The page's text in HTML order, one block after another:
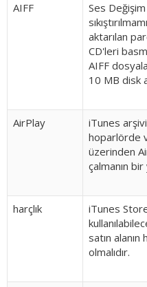
AIFF
Ses
aktarılan
CD'leri
AIFF
10 MB disk
AirPlay
iTunes
hoparlörde
üzerinden
çalmanın bir
harçlık
iTunes
satın alanın
olmalıdır.